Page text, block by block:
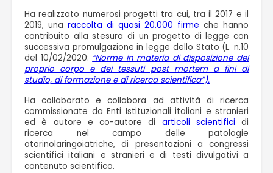
Ha realizzato numerosi progetti tra cui, tra il 2017 e il
2019, una raccolta di quasi 20.000 firme che hanno
contribuito alla stesura di un progetto di legge con
successiva promulgazione in legge dello Stato (L. n.10
del 10/02/2020: “Norme in materia di disposizione del
proprio corpo e dei tessuti post mortem a fini di
studio, di formazione e di ricerca scientifica”).
Ha collaborato e collabora ad attività di ricerca
commissionate da Enti Istituzionali italiani e stranieri
ed è autore e co-autore di articoli scientifici di
ricerca nel campo delle patologie
otorinolaringoiatriche, di presentazioni a congressi
scientifici italiani e stranieri e di testi divulgativi a
contenuto scientifico.